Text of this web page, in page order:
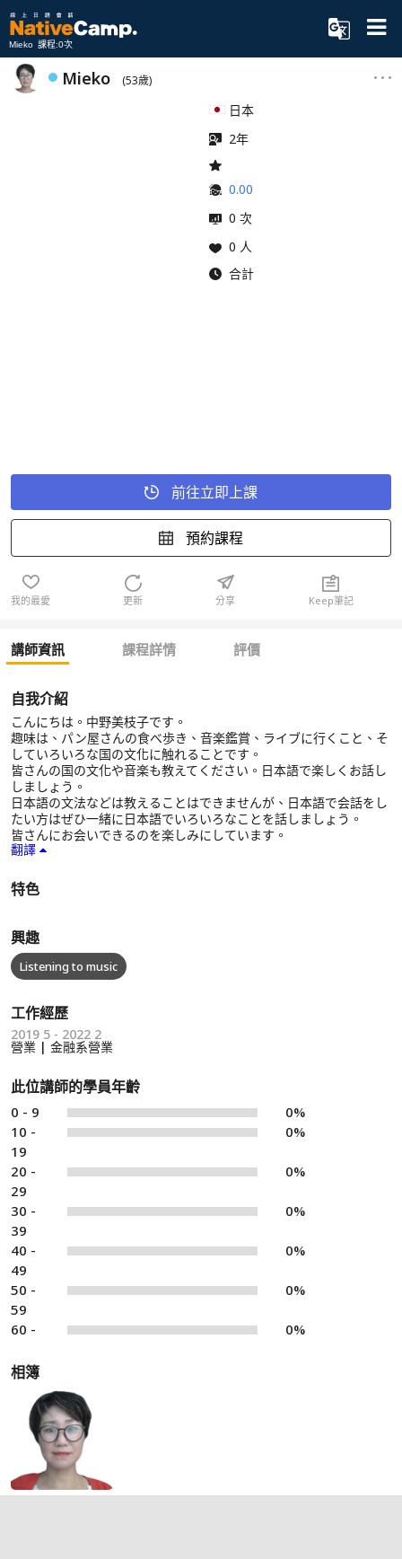
Mieko 課程:0次
Mieko (53歲)
日本
2年
0.00
0 次
0 人
合計
前往立即上課
預約課程
我的最愛 更新 分享 Keep筆記
講師資訊 課程詳情 評價
自我介紹
こんにちは。中野美枝子です。
趣味は、パン屋さんの食べ歩き、音楽鑑賞、ライブに行くこと、そ
していろいろな国の文化に触れることです。
皆さんの国の文化や音楽も教えてください。日本語で楽しくお話し
しましょう。
日本語の文法などは教えることはできませんが、日本語で会話をし
たい方はぜひ一緒に日本語でいろいろなことを話しましょう。
皆さんにお会いできるのを楽しみにしています。
翻譯
特色
興趣
Listening to music
工作經歷
2019 5 - 2022 2
營業 | 金融系營業
此位講師的學員年齡
0 - 9
0%
10 -
19
0%
20 -
29
0%
30 -
39
0%
40 -
49
0%
50 -
59
0%
60 - 0%
相簿